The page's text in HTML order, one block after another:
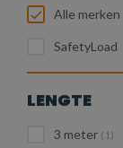
Alle merken
SafetyLoad
LENGTE
3 meter (1)